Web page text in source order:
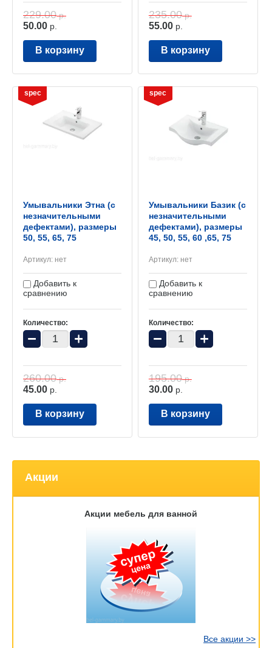
229.00р.
50.00 р.
В корзину
235.00р.
55.00 р.
В корзину
spec
Умывальники Этна (с
незначительными
дефектами), размеры
50, 55, 65, 75
Артикул: нет
Добавить к
сравнению
Количество:
− +
260.00р.
45.00 р.
В корзину
spec
Умывальники Базик (с
незначительными
дефектами), размеры
45, 50, 55, 60 ,65, 75
Артикул:нет
Добавить к
сравнению
Количество:
− +
195.00р.
30.00 р.
В корзину
Акции
Акции мебель для ванной
Все акции >>